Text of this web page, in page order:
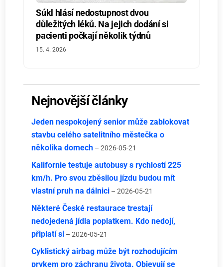
Súkl hlásí nedostupnost dvou
důležitých léků. Na jejich dodání si
pacienti počkají několik týdnů
15. 4. 2026
Nejnovější články
Jeden nespokojený senior může zablokovat
stavbu celého satelitního městečka o
několika domech – 2026-05-21
Kalifornie testuje autobusy s rychlostí 225
km/h. Pro svou zběsilou jízdu budou mít
vlastní pruh na dálnici – 2026-05-21
Některé České restaurace trestají
nedojedená jídla poplatkem. Kdo nedojí,
připlatí si – 2026-05-21
Cyklistický airbag může být rozhodujícím
prvkem pro záchranu života. Objevují se